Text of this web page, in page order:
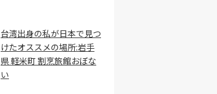
台湾出身の私が日本で見つ
けたオススメの場所:岩手
県 軽米町 割烹旅館おぼな
い